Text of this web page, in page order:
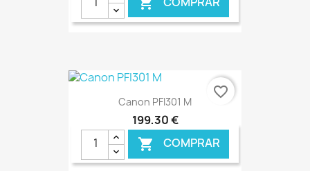
€ ONLINE
Canon PFI301 M
199,30 €
 COMPRAR
favorite_border